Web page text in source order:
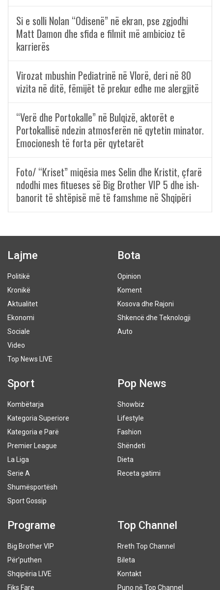
Si e solli Nolan “Odisenë” në ekran, pse zgjodhi
Matt Damon dhe sfida e filmit më ambicioz të
karrierës
Virozat mbushin Pediatrinë në Vlorë, deri në 80
vizita në ditë, fëmijët të prekur edhe me alergjitë
“Verë dhe Portokalle” në Bulqizë, aktorët e
Portokallisë ndezin atmosferën në qytetin minator.
Emocionesh të forta për qytetarët
Foto/ “Kriset” miqësia mes Selin dhe Kristit, çfarë
ndodhi mes fitueses së Big Brother VIP 5 dhe ish-
banorit të shtëpisë më të famshme në Shqipëri
Lajme
Politikë
Kronikë
Aktualitet
Ekonomi
Sociale
Video
Top News LIVE
Bota
Opinion
Koment
Kosova dhe Rajoni
Shkencë dhe Teknologji
Auto
Sport
Kombëtarja
Kategoria Superiore
Kategoria e Parë
Premier League
La Liga
Serie A
Shumësportësh
Sport Gossip
Pop News
Showbiz
Lifestyle
Fashion
Shëndeti
Dieta
Receta gatimi
Programe
Big Brother VIP
Për’puthen
Shqipëria LIVE
Fiks Fare
Top Channel
Rreth Top Channel
Bileta
Kontakt
Puno në Top Channel